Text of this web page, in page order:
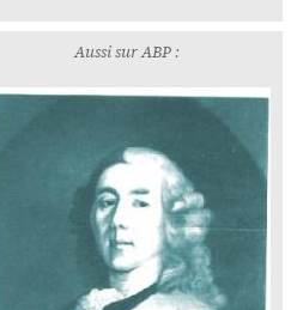
Aussi sur ABP :